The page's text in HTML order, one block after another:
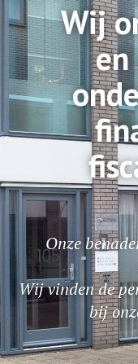
Wij
en
Onze
Wij vinden de
bij